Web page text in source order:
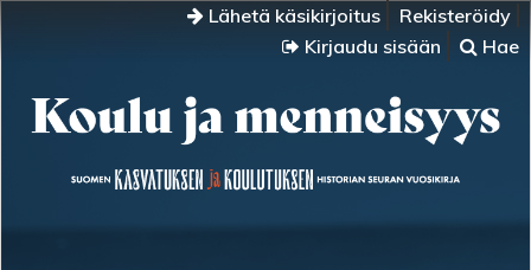
Lähetä käsikirjoitus
Rekisteröidy
Kirjaudu sisään
Hae